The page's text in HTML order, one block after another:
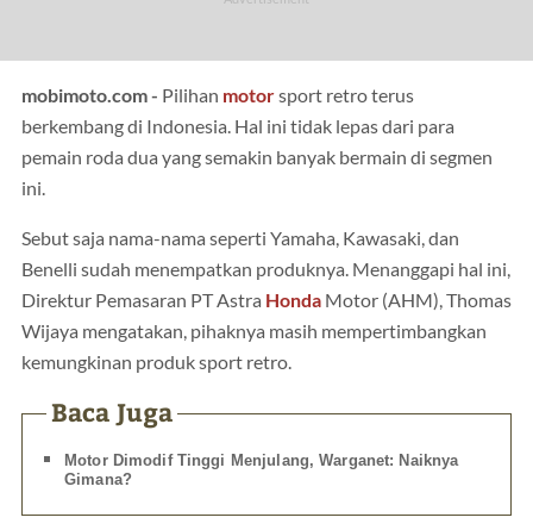
mobimoto.com - Pilihan motorsport retro terus
berkembang di Indonesia. Hal ini tidak lepas dari para
pemain roda dua yang semakin banyak bermain di segmen
ini.
Sebut saja nama-nama seperti Yamaha, Kawasaki, dan
Benelli sudah menempatkan produknya. Menanggapi hal ini,
Direktur Pemasaran PT Astra Honda Motor (AHM), Thomas
Wijaya mengatakan, pihaknya masih mempertimbangkan
kemungkinan produk sport retro.
Baca Juga
Motor Dimodif Tinggi Menjulang, Warganet: Naiknya
Gimana?